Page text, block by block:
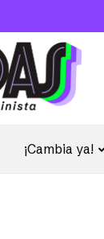
¡Cambia ya!